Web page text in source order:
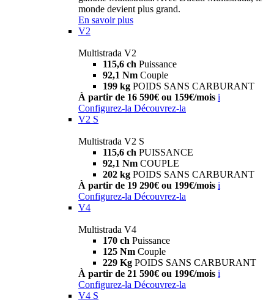
monde devient plus grand.
En savoir plus
V2
Multistrada V2
115,6 ch Puissance
92,1 Nm Couple
199 kg POIDS SANS CARBURANT
À partir de 16 590€ ou 159€/mois i
Configurez-la Découvrez-la
V2 S
Multistrada V2 S
115,6 ch PUISSANCE
92,1 Nm COUPLE
202 kg POIDS SANS CARBURANT
À partir de 19 290€ ou 199€/mois i
Configurez-la Découvrez-la
V4
Multistrada V4
170 ch Puissance
125 Nm Couple
229 Kg POIDS SANS CARBURANT
À partir de 21 590€ ou 199€/mois i
Configurez-la Découvrez-la
V4 S